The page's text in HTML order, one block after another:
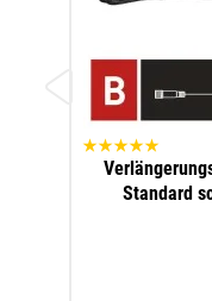
Standard